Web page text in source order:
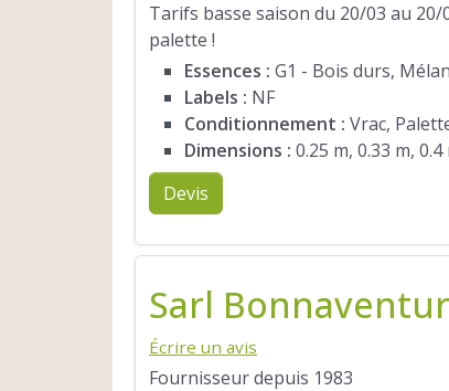
Tarifs basse saison du 20/03 au
palette !
Essences : G1 - Bois durs,
Labels : NF
Conditionnement : Vrac,
Dimensions : 0.25 m, 0.33 m,
Devis
Sarl
Écrire un avis
Fournisseur depuis 1983